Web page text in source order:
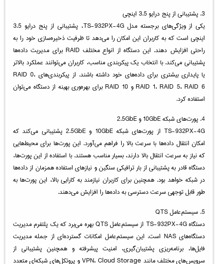
3. پشتیبانی از پنج درایو 3.5 اینچی
یکی از ویژگی‌های برجسته مدل TS-932PX-4G، پشتیبانی از پنج درایو 3.5
اینچی است که به کاربران این امکان را می‌دهد تا ظرفیت ذخیره‌سازی خود را به
راحتی افزایش دهند. این دستگاه از انواع مختلف RAID برای مدیریت داده‌ها
پشتیبانی می‌کند. با انتخاب یک پیکربندی مناسب، کاربران می‌توانند عملکرد بالاتر
یا پایداری بیشتری برای داده‌های خود داشته باشند. از پیکربندی‌های RAID 0،
RAID 1، RAID 5، RAID 6 و RAID 10 برای بهره‌وری بهینه از دستگاه می‌توان
استفاده کرد.
4. پورت‌های شبکه 10GbE و 2.5GbE
TS-932PX-4G از پورت‌های شبکه 10GbE و 2.5GbE پشتیبانی می‌کند که
امکان انتقال داده‌ها با سرعت بالا را فراهم می‌آورد. این پورت‌ها برای محیط‌هایی
که نیاز به سرعت انتقال بالا دارند، بسیار مناسب هستند. با استفاده از این پورت‌ها،
دستگاه قادر به پشتیبانی از بار ترافیکی سنگین و نیازهای استفاده همزمان از داده‌ها
در شبکه خواهد بود. همچنین برای کاربران نیازمند به کارایی بالا، این پورت‌ها به
طور قابل توجهی سرعت دسترسی به داده‌ها را افزایش می‌دهند.
5. سیستم‌عامل QTS
دستگاه TS-932PX-4G از سیستم‌عامل QTS بهره می‌برد که یک پلتفرم مدیریت
دستگاه‌های NAS است. این سیستم‌عامل امکانات گسترده‌ای از جمله مدیریت
فایل‌ها، برنامه‌ریزی پشتیبان‌گیری، امنیت پیشرفته و همچنین پشتیبانی از
سرویس‌های مختلف مانند VPN، Cloud Storage و پروتکل‌های شبکه‌ای متعدد